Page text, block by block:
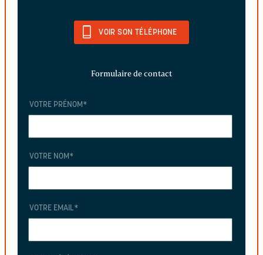
VOIR SON TÉLÉPHONE
Formulaire de contact
VOTRE PRÉNOM*
VOTRE NOM*
VOTRE EMAIL*